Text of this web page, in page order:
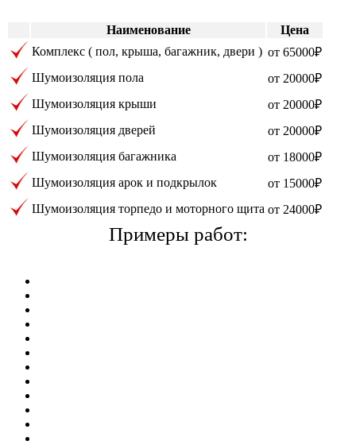
Наименование
Цена
Комплекс ( пол, крыша, багажник, двери ) от 65000₽
Шумоизоляция пола
от 20000₽
Шумоизоляция крыши
от 20000₽
Шумоизоляция дверей
от 20000₽
Шумоизоляция багажника
от 18000₽
Шумоизоляция арок и подкрылок
от 15000₽
Шумоизоляция торпедо и моторного щита от 24000₽
Примеры работ: